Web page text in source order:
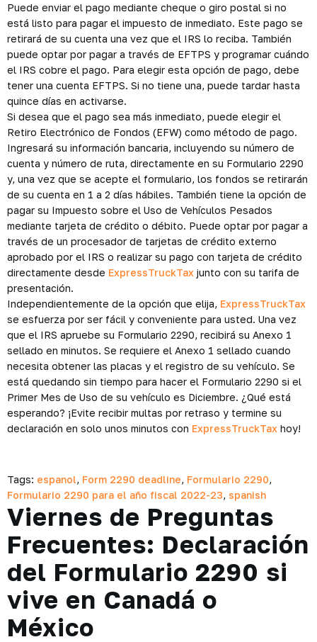
Puede enviar el pago mediante cheque o giro postal si no
está listo para pagar el impuesto de inmediato. Este pago se
retirará de su cuenta una vez que el IRS lo reciba. También
puede optar por pagar a través de EFTPS y programar cuándo
el IRS cobre el pago. Para elegir esta opción de pago, debe
tener una cuenta EFTPS. Si no tiene una, puede tardar hasta
quince días en activarse.
Si desea que el pago sea más inmediato, puede elegir el
Retiro Electrónico de Fondos (EFW) como método de pago.
Ingresará su información bancaria, incluyendo su número de
cuenta y número de ruta, directamente en su Formulario 2290
y, una vez que se acepte el formulario, los fondos se retirarán
de su cuenta en 1 a 2 días hábiles. También tiene la opción de
pagar su Impuesto sobre el Uso de Vehículos Pesados
mediante tarjeta de crédito o débito. Puede optar por pagar a
través de un procesador de tarjetas de crédito externo
aprobado por el IRS o realizar su pago con tarjeta de crédito
directamente desde ExpressTruckTax junto con su tarifa de
presentación.
Independientemente de la opción que elija, ExpressTruckTax
se esfuerza por ser fácil y conveniente para usted. Una vez
que el IRS apruebe su Formulario 2290, recibirá su Anexo 1
sellado en minutos. Se requiere el Anexo 1 sellado cuando
necesita obtener las placas y el registro de su vehículo. Se
está quedando sin tiempo para hacer el Formulario 2290 si el
Primer Mes de Uso de su vehículo es Diciembre. ¿Qué está
esperando? ¡Evite recibir multas por retraso y termine su
declaración en solo unos minutos con ExpressTruckTax hoy!
Tags: espanol, Form 2290 deadline, Formulario 2290,
Formulario 2290 para el año fiscal 2022-23, spanish
Viernes de Preguntas
Frecuentes: Declaración
del Formulario 2290 si
vive en Canadá o
México